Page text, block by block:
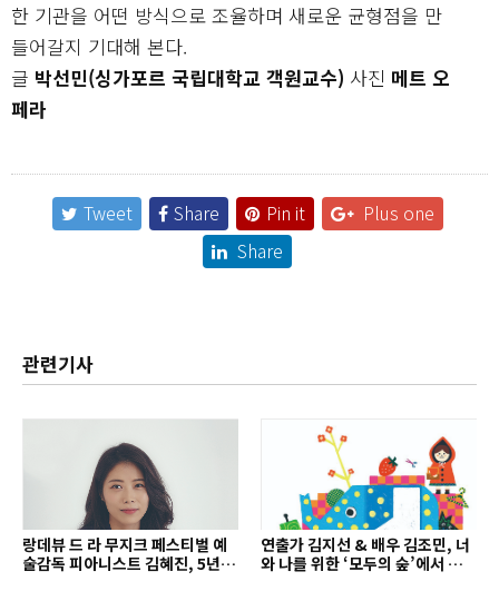
한 기관을 어떤 방식으로 조율하며 새로운 균형점을 만
들어갈지 기대해 본다.
글 박선민(싱가포르 국립대학교 객원교수) 사진 메트 오
페라
Tweet Share Pin it
Plus one
Share
관련기사
랑데뷰 드 라 무지크 페스티벌 예
술감독 피아니스트 김혜진, 5년간
연출가 김지선 & 배우 김조민, 너
와 나를 위한 ‘모두의 숲’에서 만나